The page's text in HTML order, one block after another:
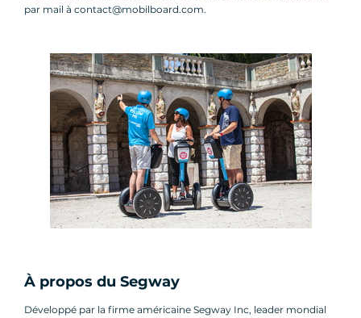
par mail à contact@mobilboard.com.
À propos du Segway
Développé par la firme américaine Segway Inc, leader mondial